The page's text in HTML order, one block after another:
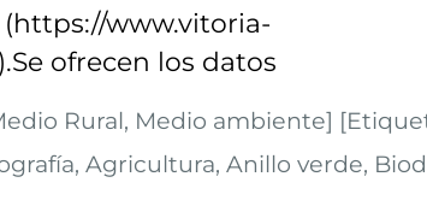
www.vitoria-
ofrecen los datos
Rural, Medio ambiente]
Agricultura, Anillo verde,